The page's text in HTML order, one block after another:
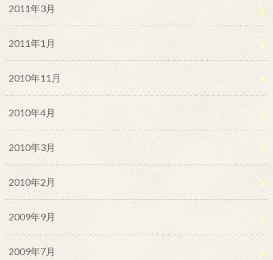
2011年3月
2011年1月
2010年11月
2010年4月
2010年3月
2010年2月
2009年9月
2009年7月